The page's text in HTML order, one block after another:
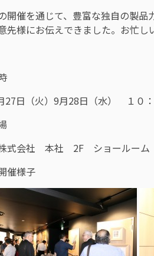
開催を通じて、豊富な独自の製
先様にお伝えできました。お忙し
27日（火）9月28日（水） １０
式会社 本社 2F ショールーム
催様子